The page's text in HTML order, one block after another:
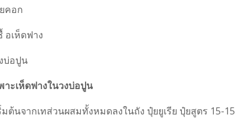
คอก
อเห็ดฟาง
บ่อปูน
าะเห็ดฟางในวงบ่อปูน
มต้นจากเทส่วนผสมทั้งหมดลงในถัง ปุ๋ยยูเรีย ปุ๋ยสูตร 15-